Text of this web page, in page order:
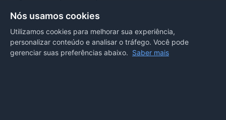
PORTAL COVID-19
Nós usamos cookies
Utilizamos cookies para melhorar sua experiência,
personalizar conteúdo e analisar o tráfego. Você pode
gerenciar suas preferências abaixo. Saber mais